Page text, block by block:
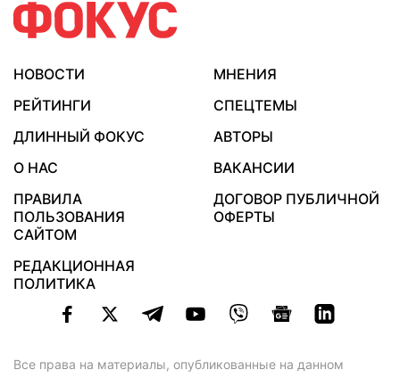
НОВОСТИ
МНЕНИЯ
РЕЙТИНГИ
СПЕЦТЕМЫ
ДЛИННЫЙ ФОКУС
АВТОРЫ
О НАС
ВАКАНСИИ
ПРАВИЛА
ПОЛЬЗОВАНИЯ
САЙТОМ
ДОГОВОР ПУБЛИЧНОЙ
ОФЕРТЫ
РЕДАКЦИОННАЯ
ПОЛИТИКА
Все права на материалы, опубликованные на данном